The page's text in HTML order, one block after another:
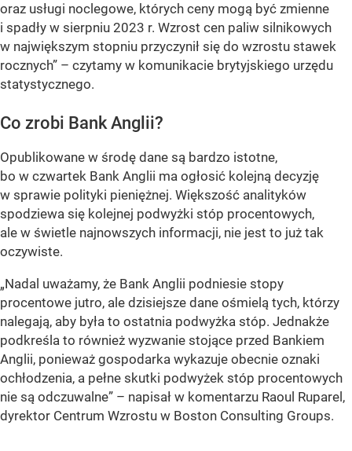
oraz usługi noclegowe, których ceny mogą być zmienne
i spadły w sierpniu 2023 r. Wzrost cen paliw silnikowych
w największym stopniu przyczynił się do wzrostu stawek
rocznych” – czytamy w komunikacie brytyjskiego urzędu
statystycznego.
Co zrobi Bank Anglii?
Opublikowane w środę dane są bardzo istotne,
bo w czwartek Bank Anglii ma ogłosić kolejną decyzję
w sprawie polityki pieniężnej. Większość analityków
spodziewa się kolejnej podwyżki stóp procentowych,
ale w świetle najnowszych informacji, nie jest to już tak
oczywiste.
„Nadal uważamy, że Bank Anglii podniesie stopy
procentowe jutro, ale dzisiejsze dane ośmielą tych, którzy
nalegają, aby była to ostatnia podwyżka stóp. Jednakże
podkreśla to również wyzwanie stojące przed Bankiem
Anglii, ponieważ gospodarka wykazuje obecnie oznaki
ochłodzenia, a pełne skutki podwyżek stóp procentowych
nie są odczuwalne” – napisał w komentarzu Raoul Ruparel,
dyrektor Centrum Wzrostu w Boston Consulting Groups.